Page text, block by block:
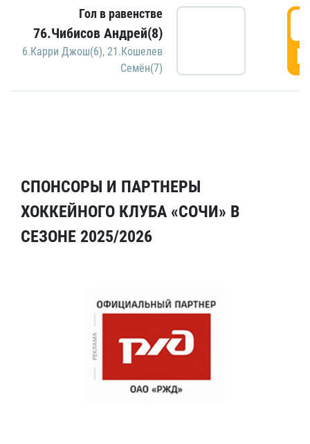
Гол в равенстве
76.Чибисов Андрей(8)
6.Карри Джош(6), 21.Кошелев
Семён(7)
СПОНСОРЫ И ПАРТНЕРЫ
ХОККЕЙНОГО КЛУБА «СОЧИ» В
СЕЗОНЕ 2025/2026